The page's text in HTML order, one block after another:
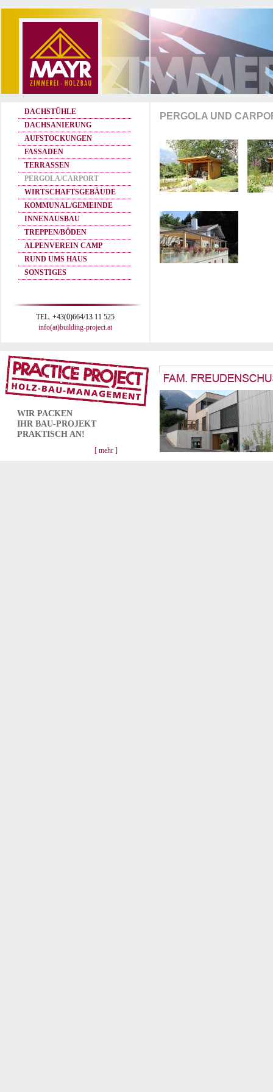
DACHSTÜHLE
DACHSANIERUNG
AUFSTOCKUNGEN
FASSADEN
TERRASSEN
PERGOLA/CARPORT
WIRTSCHAFTSGEBÄUDE
KOMMUNAL/GEMEINDE
INNENAUSBAU
TREPPEN/BÖDEN
ALPENVEREIN CAMP
RUND UMS HAUS
SONSTIGES
TEL. +43(0)664/13 11 525
info(at)building-project.at
PERGOLA UND
WIR PACKEN
IHR BAU-PROJEKT
PRAKTISCH AN!
[ mehr ]